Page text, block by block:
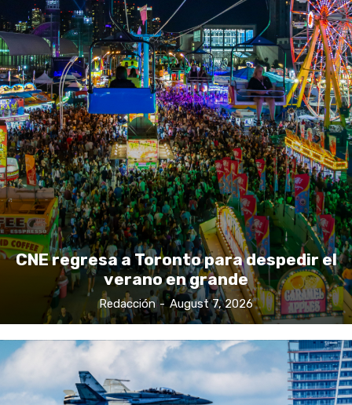
CNE regresa a Toronto para despedir el
verano en grande
Redacción - August 7, 2026